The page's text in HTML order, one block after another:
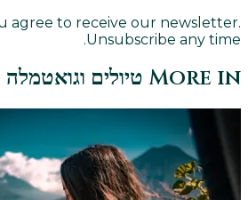
agree to receive our newsletter.
Unsubscribe any time.
More in טיולים וגואטמלה